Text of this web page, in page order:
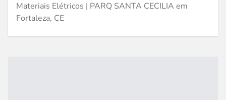
Materiais Elétricos | PARQ SANTA CECILIA em
Fortaleza, CE